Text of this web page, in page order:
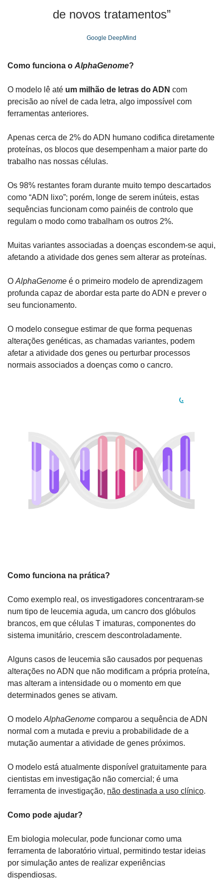
de novos tratamentos”
Google DeepMind
Como funciona o AlphaGenome?
O modelo lê até um milhão de letras do ADN com
precisão ao nível de cada letra, algo impossível com
ferramentas anteriores.
Apenas cerca de 2% do ADN humano codifica diretamente
proteínas, os blocos que desempenham a maior parte do
trabalho nas nossas células.
Os 98% restantes foram durante muito tempo descartados
como “ADN lixo”; porém, longe de serem inúteis, estas
sequências funcionam como painéis de controlo que
regulam o modo como trabalham os outros 2%.
Muitas variantes associadas a doenças escondem-se aqui,
afetando a atividade dos genes sem alterar as proteínas.
O AlphaGenome é o primeiro modelo de aprendizagem
profunda capaz de abordar esta parte do ADN e prever o
seu funcionamento.
O modelo consegue estimar de que forma pequenas
alterações genéticas, as chamadas variantes, podem
afetar a atividade dos genes ou perturbar processos
normais associados a doenças como o cancro.
Como funciona na prática?
Como exemplo real, os investigadores concentraram-se
num tipo de leucemia aguda, um cancro dos glóbulos
brancos, em que células T imaturas, componentes do
sistema imunitário, crescem descontroladamente.
Alguns casos de leucemia são causados por pequenas
alterações no ADN que não modificam a própria proteína,
mas alteram a intensidade ou o momento em que
determinados genes se ativam.
O modelo AlphaGenome comparou a sequência de ADN
normal com a mutada e previu a probabilidade de a
mutação aumentar a atividade de genes próximos.
O modelo está atualmente disponível gratuitamente para
cientistas em investigação não comercial; é uma
ferramenta de investigação, não destinada a uso clínico.
Como pode ajudar?
Em biologia molecular, pode funcionar como uma
ferramenta de laboratório virtual, permitindo testar ideias
por simulação antes de realizar experiências
dispendiosas.